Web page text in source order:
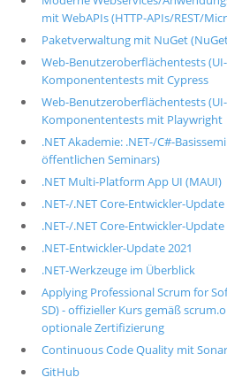
mit WebAPIs (HTTP-APIs/REST/
Paketverwaltung mit NuGet
Web-Benutzeroberflächentests
Komponententests mit Cypress
Web-Benutzeroberflächentests
Komponententests mit Playwright
.NET Akademie: .NET-/C#-
öffentlichen Seminars)
.NET Multi-Platform App UI (MAUI)
.NET-/.NET Core-Entwickler-Update
.NET-/.NET Core-Entwickler-Update
.NET-Entwickler-Update 2021
.NET-Werkzeuge im Überblick
Applying Professional Scrum for
SD) - offizieller Kurs gemäß
optionale Zertifizierung
Continuous Code Quality mit
GitHub